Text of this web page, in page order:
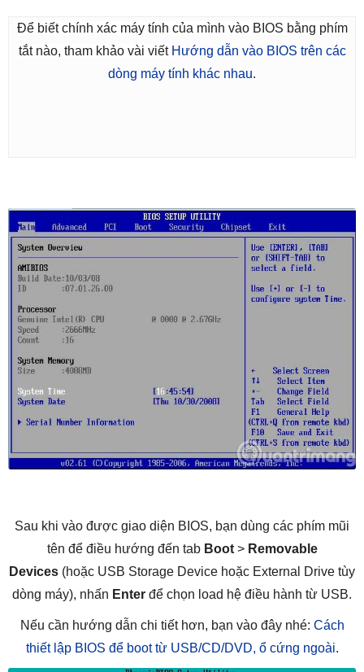
Để biết chính xác máy tính của mình vào BIOS bằng phím
tắt nào, tham khảo vài viết Hướng dẫn vào BIOS trên các
dòng máy tính khác nhau.
Sau khi vào được giao diện BIOS, bạn dùng các phím mũi
tên để điều hướng đến tab Boot> Removable
Devices (hoặc USB Storage Device hoặc External Drive tùy
dòng máy), nhấn Enter để chọn load hệ điều hành từ USB.
Nếu cần hướng dẫn chi tiết hơn, bạn vào đây nhé: Cách
thiết lập BIOS để boot từ USB/CD/DVD, ổ cứng ngoài.